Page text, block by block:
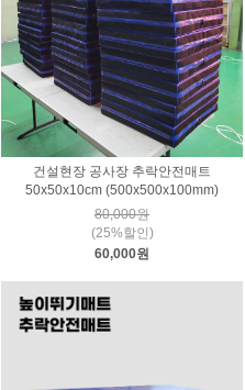
건설현장 공사장 추락안전매트
50x50x10cm (500x500x100mm)
80,000원
(25%할인)
60,000원